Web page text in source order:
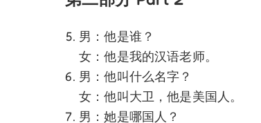
男：他是谁？
女：他是我的汉语老师。
男：他叫什么名字？
女：他叫大卫，他是美国人。
男：她是哪国人？